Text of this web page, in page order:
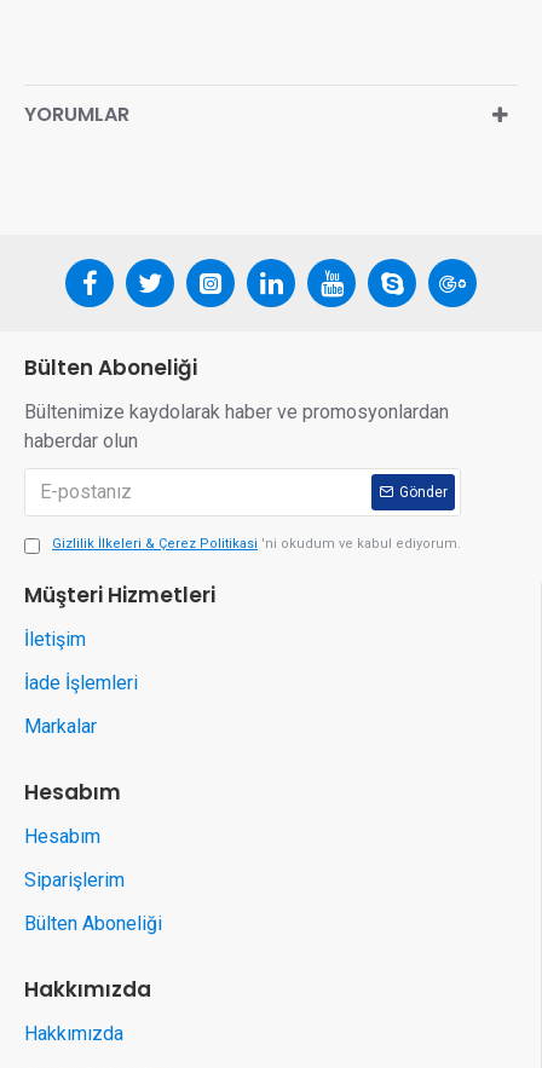
YORUMLAR
Bülten Aboneliği
Bültenimize kaydolarak haber ve promosyonlardan
haberdar olun
Gönder
Gizlilik İlkeleri & Çerez Politikasi 'ni okudum ve kabul ediyorum.
Müşteri Hizmetleri
İletişim
İade İşlemleri
Markalar
Hesabım
Hesabım
Siparişlerim
Bülten Aboneliği
Hakkımızda
Hakkımızda